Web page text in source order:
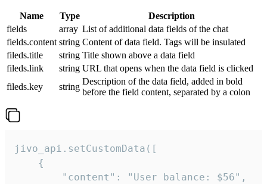
Name Type
Description
fields
array List of additional data fields of the chat
fields.content string Content of data field. Tags will be insulated
fileds.title
string Title shown above a data field
fileds.link
string URL that opens when the data field is clicked
fileds.key
string
Description of the data field, added in bold
before the field content, separated by a colon
jivo_api.setCustomData([
    {
        "content": "User balance: $56",